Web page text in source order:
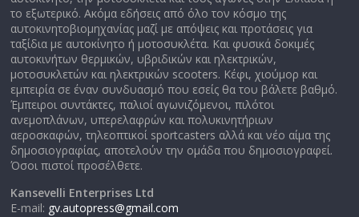
το εξωτερικό. Ακόμα εδήσεις από όλο τον κόσμο της
αυτοκινητοβιομηχανίας μαζί με απόψεις και προτάσεις για
ταξίδια με αυτοκίνητο ή μοτοσυκλέτα. Και φυσικά δοκιμές
αυτοκινήτων θερμικών, υβριδικών και ηλεκτρικών,
μοτοσυκλετών και ηλεκτρικών scooters. Κέφι, χιούμορ και
εμπειρία σε έναν συνδυασμό που εσείς θα του βάλετε βαθμό.
Έμπειροι συντάκτες, παλιοί αγωνιζόμενοι, πιλότοι
ανεμοπλάνων, υπερελαφρών και πολυκινητήριων
αεροσκαφών, τηλεοπτικοί sportcasters αλλά και νέο αίμα της
δημοσιογραφίας, αποτελούν την ομάδα που δημοσιογραφεί.
Όσοι πιστοί προσέλθετε.
Kansevelli Enterprises Ltd
E-mail: gv.autopress@gmail.com